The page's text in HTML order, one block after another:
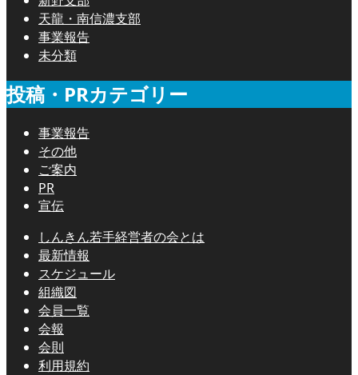
天龍・南信濃支部
事業報告
未分類
投稿・PRカテゴリー
事業報告
その他
ご案内
PR
宣伝
しんきん若手経営者の会とは
最新情報
スケジュール
組織図
会員一覧
会報
会則
利用規約